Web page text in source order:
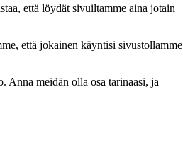
että löydät sivuiltamme aina jotain
että jokainen käyntisi sivustollamme
Anna meidän olla osa tarinaasi, ja